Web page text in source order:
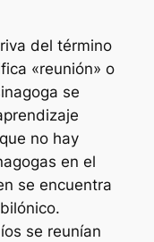
del término
«reunión» o
se
no hay
en el
se encuentra
se reunían